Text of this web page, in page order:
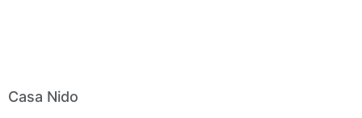
Casa Nido